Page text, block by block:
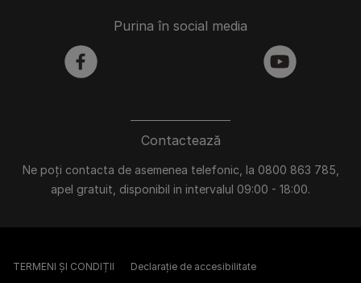
Contactează
Ne poți contacta de asemenea telefonic, la 0800 863 785,
apel gratuit, disponibil in intervalul 09:00 - 18:00.
Purina în social media
facebook youtube
TERMENI ȘI CONDIȚII Declarație de accesibilitate